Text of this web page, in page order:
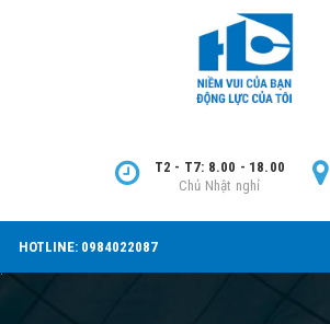
T2 - T7: 8.00 - 18.00
Chủ Nhật nghỉ
HOTLINE: 0984022087